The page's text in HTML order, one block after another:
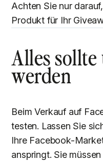
Achten Sie nur
Produkt für Ihr
Alles
werden
Beim Verkauf auf
testen. Lassen Sie
Ihre Facebook-
anspringt. Sie